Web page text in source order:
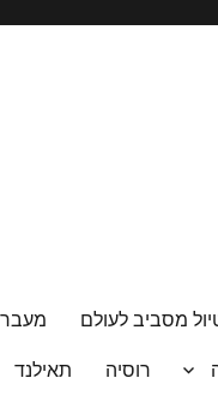
מסביב לעולם
רוסיה תאילנד